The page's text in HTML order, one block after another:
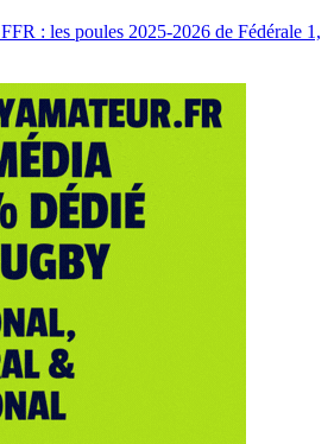
FFR : les poules 2025-2026 de Fédérale 1,